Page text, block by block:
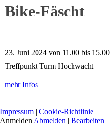
Bike-Fäscht
23. Juni 2024 von 11.00 bis 15.00
Treffpunkt Turm Hochwacht
mehr Infos
Impressum | Cookie-Richtlinie
Anmelden Abmelden | Bearbeiten